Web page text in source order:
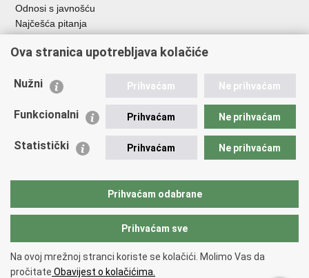
Odnosi s javnošću
Najčešća pitanja
Važne poveznice
EMN Nacionalna kontaktna točka za Republiku Hrvatsku
Policijska akademija
Zaklada policijske solidarnosti
Sindikati
Copyright © 2026 Ravnateljstvo policije.
Ova stranica upotrebljava kolačiće
Nužni Prihvaćam Ne prihvaćam
Funkcionalni Prihvaćam Ne prihvaćam
Statistički Prihvaćam Ne prihvaćam
Prihvaćam odabrane
Prihvaćam sve
Na ovoj mrežnoj stranci koriste se kolačići. Molimo Vas da
pročitate Obavijest o kolačićima.